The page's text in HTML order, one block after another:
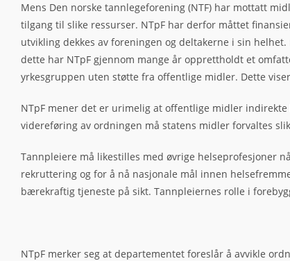
Mens Den norske tannlegeforening (NTF) har mottatt
tilgang til slike ressurser. NTpF har derfor måttet
utvikling dekkes av foreningen og deltakerne i sin
dette har NTpF gjennom mange år opprettholdt et
yrkesgruppen uten støtte fra offentlige midler. Dette
NTpF mener det er urimelig at offentlige midler
videreføring av ordningen må statens midler forvaltes
Tannpleiere må likestilles med øvrige helseprofesjoner
rekruttering og for å nå nasjonale mål innen
bærekraftig tjeneste på sikt. Tannpleiernes rolle i
NTpF merker seg at departementet foreslår å avvikle